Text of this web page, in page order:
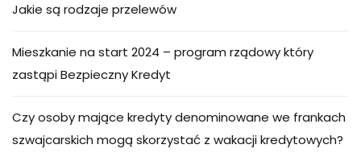
Jakie są rodzaje przelewów
Mieszkanie na start 2024 – program rządowy który
zastąpi Bezpieczny Kredyt
Czy osoby mające kredyty denominowane we frankach
szwajcarskich mogą skorzystać z wakacji kredytowych?